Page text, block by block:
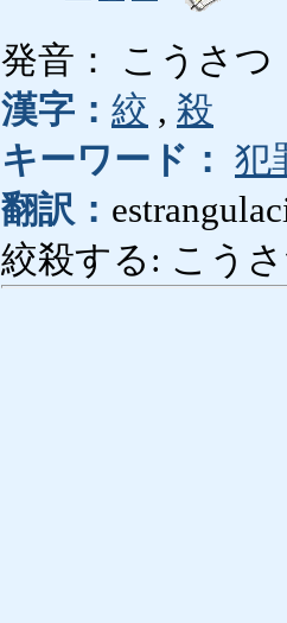
発音： こうさつ
漢字： 絞 , 殺
キーワード： 犯
翻訳：
絞殺する: こう